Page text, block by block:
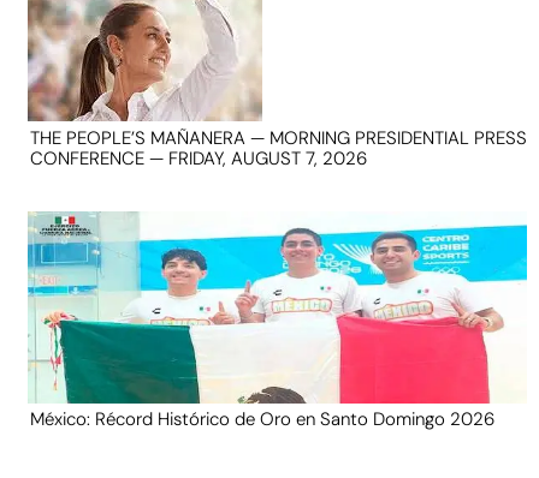
THE PEOPLE’S MAÑANERA — MORNING PRESIDENTIAL PRESS
CONFERENCE — FRIDAY, AUGUST 7, 2026
México: Récord Histórico de Oro en Santo Domingo 2026